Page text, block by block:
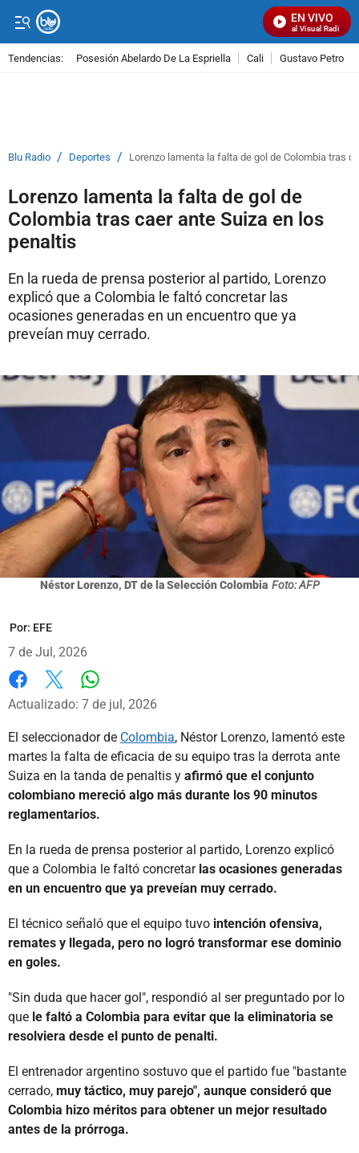
EN VIVO
Señal Visual Radio
Tendencias: Posesión Abelardo De La Espriella Cali Gustavo Petro
Blu Radio / Deportes / Lorenzo lamenta la falta de gol de Colombia tras
Lorenzo lamenta la falta de gol de
Colombia tras caer ante Suiza en los
penaltis
En la rueda de prensa posterior al partido, Lorenzo
explicó que a Colombia le faltó concretar las
ocasiones generadas en un encuentro que ya
preveían muy cerrado.
Néstor Lorenzo, DT de la Selección Colombia Foto: AFP
Por: EFE
7 de Jul, 2026
Facebook
X
Actualizado: 7 de jul, 2026
El seleccionador de Colombia, Néstor Lorenzo, lamentó este
martes la falta de eficacia de su equipo tras la derrota ante
Suiza en la tanda de penaltis y afirmó que el conjunto
colombiano mereció algo más durante los 90 minutos
reglamentarios.
En la rueda de prensa posterior al partido, Lorenzo explicó
que a Colombia le faltó concretar las ocasiones generadas
en un encuentro que ya preveían muy cerrado.
El técnico señaló que el equipo tuvo intención ofensiva,
remates y llegada, pero no logró transformar ese dominio
en goles.
"Sin duda que hacer gol", respondió al ser preguntado por lo
que le faltó a Colombia para evitar que la eliminatoria se
resolviera desde el punto de penalti.
El entrenador argentino sostuvo que el partido fue "bastante
cerrado, muy táctico, muy parejo", aunque consideró que
Colombia hizo méritos para obtener un mejor resultado
antes de la prórroga.